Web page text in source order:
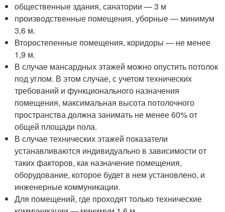
общественные здания, санатории — 3 м
производственные помещения, уборные — минимум
3,6 м.
Второстепенные помещения, коридоры — не менее
1,9 м.
В случае мансардных этажей можно опустить потолок
под углом. В этом случае, с учетом технических
требований и функционального назначения
помещения, максимальная высота потолочного
пространства должна занимать не менее 60% от
общей площади пола.
В случае технических этажей показатели
устанавливаются индивидуально в зависимости от
таких факторов, как назначение помещения,
оборудование, которое будет в нем установлено, и
инженерные коммуникации.
Для помещений, где проходят только технические